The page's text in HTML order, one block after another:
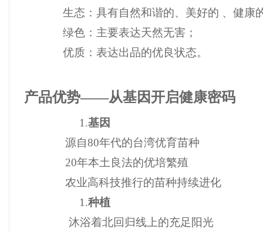
生态：具有自然和谐的、美好的 、健康
绿色：主要表达天然无害；
优质：表达出品的优良状态。
产品优势——从基因开启健康密码
1.基因
源自80年代的台湾优育苗种
20年本土良法的优培繁殖
农业高科技推行的苗种持续进化
1.种植
沐浴着北回归线上的充足阳光